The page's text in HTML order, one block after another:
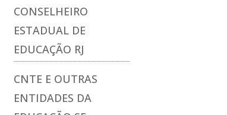
CONSELHEIRO
ESTADUAL DE
EDUCAÇÃO RJ
CNTE E OUTRAS
ENTIDADES DA